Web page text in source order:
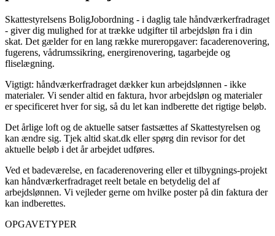
Skattestyrelsens BoligJobordning - i daglig tale håndværkerfradraget
- giver dig mulighed for at trække udgifter til arbejdsløn fra i din
skat. Det gælder for en lang række mureropgaver: facaderenovering,
fugerens, vådrumssikring, energirenovering, tagarbejde og
fliselægning.
Vigtigt: håndværkerfradraget dækker kun arbejdslønnen - ikke
materialer. Vi sender altid en faktura, hvor arbejdsløn og materialer
er specificeret hver for sig, så du let kan indberette det rigtige beløb.
Det årlige loft og de aktuelle satser fastsættes af Skattestyrelsen og
kan ændre sig. Tjek altid skat.dk eller spørg din revisor for det
aktuelle beløb i det år arbejdet udføres.
Ved et badeværelse, en facaderenovering eller et tilbygnings-projekt
kan håndværkerfradraget reelt betale en betydelig del af
arbejdslønnen. Vi vejleder gerne om hvilke poster på din faktura der
kan indberettes.
OPGAVETYPER